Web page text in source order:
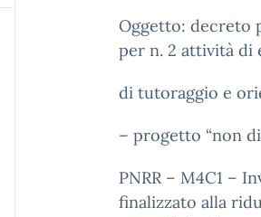
Oggetto: decreto
per n. 2 attività di
di tutoraggio e
– progetto “non
PNRR – M4C1 –
finalizzato alla